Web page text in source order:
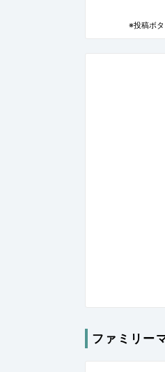
※投稿ボ
ファミリー